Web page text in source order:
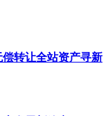
转让全站资产寻新